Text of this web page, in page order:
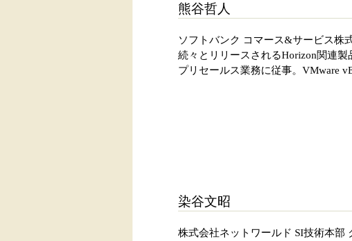
熊谷哲人
ソフトバンク コマース&サービス株
続々とリリースされるHorizon関連
プリセールス業務に従事。VMware
染谷文昭
株式会社ネットワールド SI技術本部